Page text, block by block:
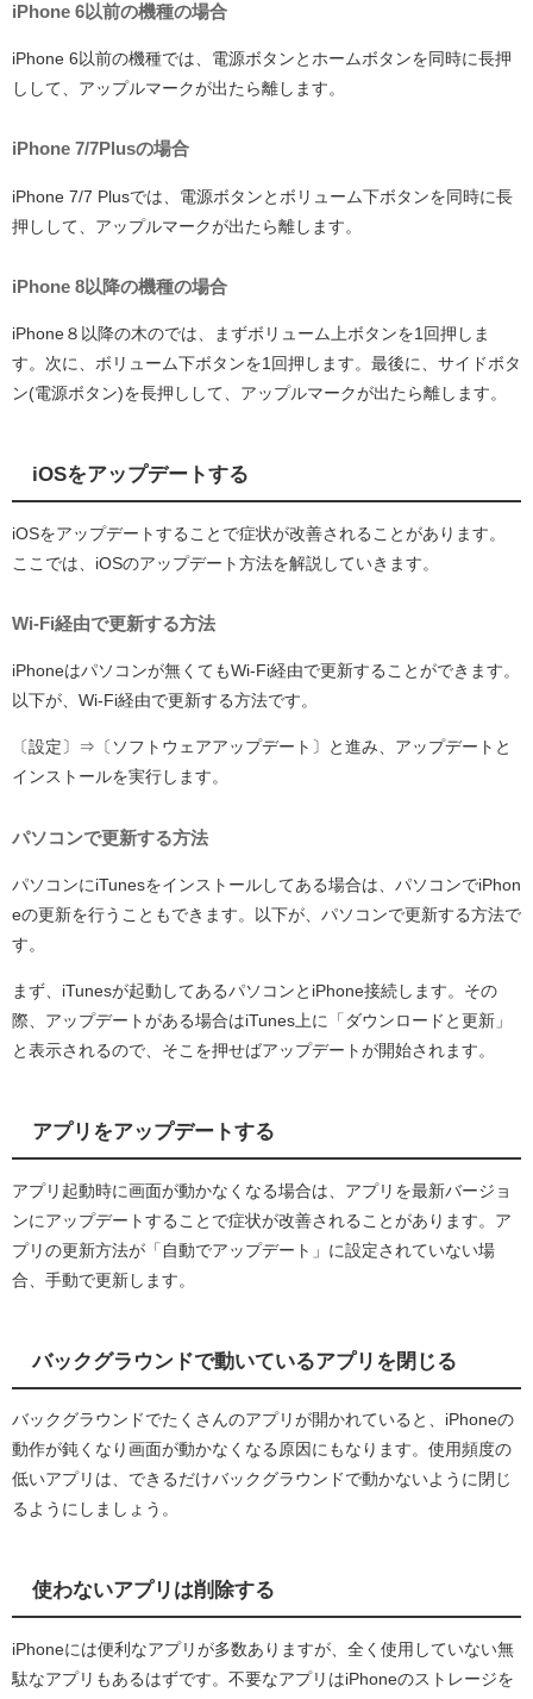
iPhone 6以前の機種の場合
iPhone 6以前の機種では、電源ボタンとホームボタンを同時に長押
しして、アップルマークが出たら離します。
iPhone 7/7Plusの場合
iPhone 7/7 Plusでは、電源ボタンとボリューム下ボタンを同時に長
押しして、アップルマークが出たら離します。
iPhone 8以降の機種の場合
iPhone８以降の木のでは、まずボリューム上ボタンを1回押しま
す。次に、ボリューム下ボタンを1回押します。最後に、サイドボタ
ン(電源ボタン)を長押しして、アップルマークが出たら離します。
iOSをアップデートする
iOSをアップデートすることで症状が改善されることがあります。
ここでは、iOSのアップデート方法を解説していきます。
Wi-Fi経由で更新する方法
iPhoneはパソコンが無くてもWi-Fi経由で更新することができます。
以下が、Wi-Fi経由で更新する方法です。
〔設定〕⇒〔ソフトウェアアップデート〕と進み、アップデートと
インストールを実行します。
パソコンで更新する方法
パソコンにiTunesをインストールしてある場合は、パソコンでiPhon
eの更新を行うこともできます。以下が、パソコンで更新する方法で
す。
まず、iTunesが起動してあるパソコンとiPhone接続します。その
際、アップデートがある場合はiTunes上に「ダウンロードと更新」
と表示されるので、そこを押せばアップデートが開始されます。
アプリをアップデートする
アプリ起動時に画面が動かなくなる場合は、アプリを最新バージョ
ンにアップデートすることで症状が改善されることがあります。ア
プリの更新方法が「自動でアップデート」に設定されていない場
合、手動で更新します。
バックグラウンドで動いているアプリを閉じる
バックグラウンドでたくさんのアプリが開かれていると、iPhoneの
動作が鈍くなり画面が動かなくなる原因にもなります。使用頻度の
低いアプリは、できるだけバックグラウンドで動かないように閉じ
るようにしましょう。
使わないアプリは削除する
iPhoneには便利なアプリが多数ありますが、全く使用していない無
駄なアプリもあるはずです。不要なアプリはiPhoneのストレージを